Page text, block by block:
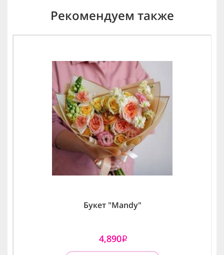
Рекомендуем также
Букет "Mandy"
4,890i